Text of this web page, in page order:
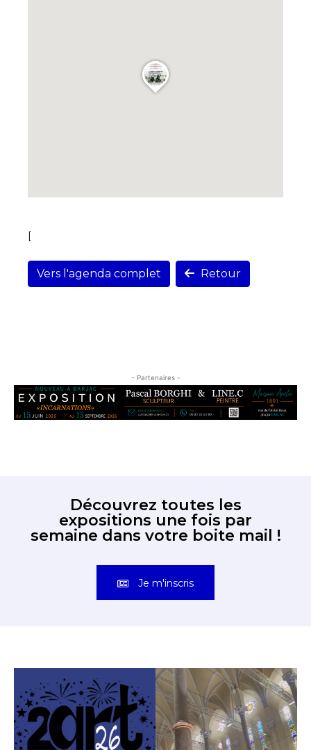
[
Vers l'agenda complet Retour
- Partenaires -
Découvrez toutes les
expositions une fois par
semaine dans votre boite mail !
Je m'inscris